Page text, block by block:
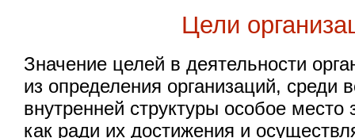
Цели
Значение целей в деятельности
из определения организаций, среди
внутренней структуры особое
как ради их достижения и